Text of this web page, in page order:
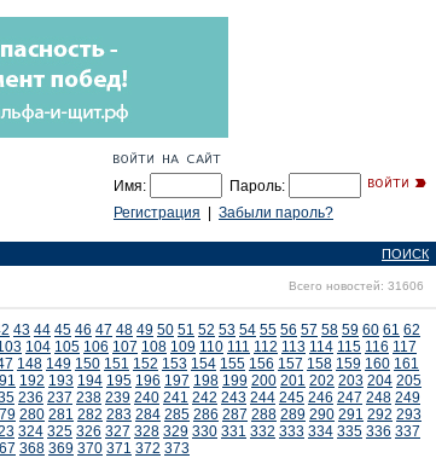
Имя:
Пароль:
Регистрация
Забыли пароль?
ПОИСК
Всего новостей: 31606
43 44 45 46 47 48 49 50 51 52 53 54 55 56 57 58 59 60 61 62
104 105 106 107 108 109 110 111 112 113 114 115 116 117
148 149 150 151 152 153 154 155 156 157 158 159 160 161
192 193 194 195 196 197 198 199 200 201 202 203 204 205
236 237 238 239 240 241 242 243 244 245 246 247 248 249
280 281 282 283 284 285 286 287 288 289 290 291 292 293
324 325 326 327 328 329 330 331 332 333 334 335 336 337
368 369 370 371 372 373